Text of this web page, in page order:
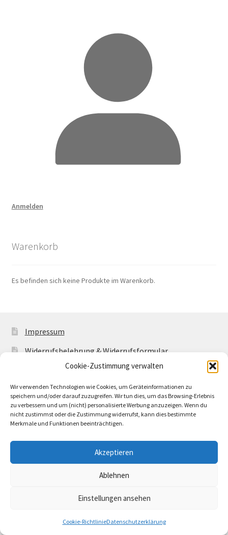
Cookie-Zustimmung verwalten
Wir verwenden Technologien wie Cookies, um Geräteinformationen zu
speichern und/oder darauf zuzugreifen. Wir tun dies, um das Browsing-Erlebnis
zu verbessern und um (nicht) personalisierte Werbung anzuzeigen. Wenn du
nicht zustimmst oder die Zustimmung widerrufst, kann dies bestimmte
Merkmale und Funktionen beeinträchtigen.
Akzeptieren
Ablehnen
Einstellungen ansehen
Cookie-RichtlinieDatenschutzerklärung
Anmelden
Warenkorb
Es befinden sich keine Produkte im Warenkorb.
Impressum
Widerrufsbelehrung & Widerrufsformular
Allgemeine Geschäftsbedingungen mit
Cookie-Richtlinie (EU)
© Buntwerkstatt Shop 2026
Erstellt mit WooCommerce